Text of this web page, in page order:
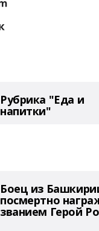
Рубрика "Еда и
напитки"
Боец из
посмертно
званием Герой